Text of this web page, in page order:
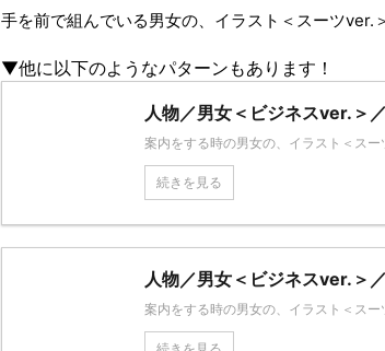
手を前で組んでいる男女の、イラスト＜スーツver.
▼他に以下のようなパターンもあります！
人物／男女＜ビジネスver.＞
案内をする時の男女の、イラスト＜スー
続きを見る
人物／男女＜ビジネスver.＞
案内をする時の男女の、イラスト＜スー